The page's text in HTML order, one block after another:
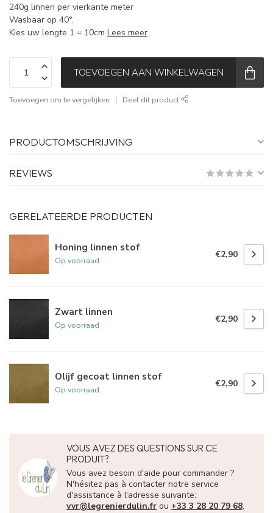
240g linnen per vierkante meter
Wasbaar op 40°.
Kies uw lengte 1 = 10cm Lees meer.
TOEVOEGEN AAN WINKELWAGEN
Toevoegen om te vergelijken Deel dit product
PRODUCTOMSCHRIJVING
REVIEWS
GERELATEERDE PRODUCTEN
Honing linnen stof
Op voorraad
€2,90
Zwart linnen
Op voorraad
€2,90
Olijf gecoat linnen stof
Op voorraad
€2,90
VOUS AVEZ DES QUESTIONS SUR CE
PRODUIT?
Vous avez besoin d'aide pour commander ?
N'hésitez pas à contacter notre service
d'assistance à l'adresse suivante:
vvr@legrenierdulin.fr ou +33 3 28 20 79 68.